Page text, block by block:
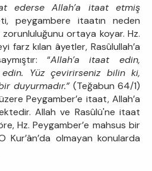
ederse Allah’a itaat etmiş
peygambere itaatın neden
ortaya koyar. Hz.
farz kılan âyetler, Rasûlullah’a
“Allah’a itaat edin,
Yüz çevirirseniz bilin ki,
duyurmadır.” (Teğabun 64/1)
Peygamber’e itaat, Allah’a
Allah ve Rasûlü'ne itaat
Hz. Peygamber’e mahsus bir
Kur’ân’da olmayan konularda